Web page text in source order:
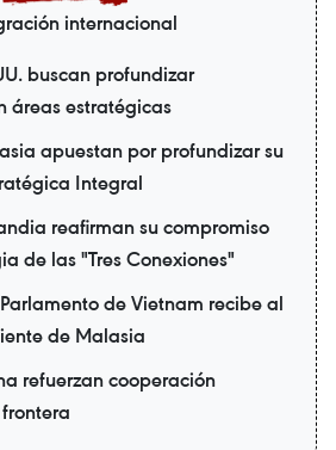
internacional
buscan profundizar
áreas estratégicas
apuestan por profundizar su
Integral
reafirman su compromiso
de las "Tres Conexiones"
de Vietnam recibe al
de Malasia
refuerzan cooperación